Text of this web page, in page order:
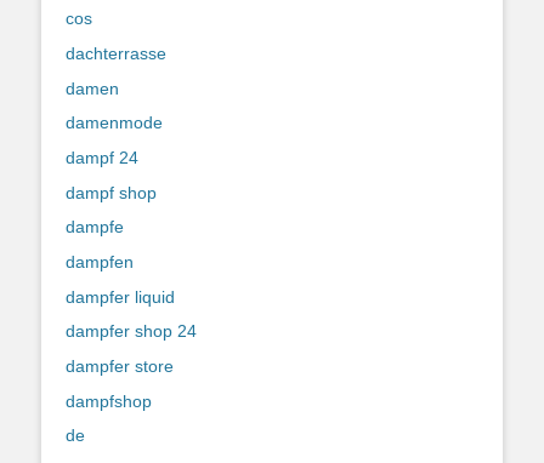
cos
dachterrasse
damen
damenmode
dampf 24
dampf shop
dampfe
dampfen
dampfer liquid
dampfer shop 24
dampfer store
dampfshop
de